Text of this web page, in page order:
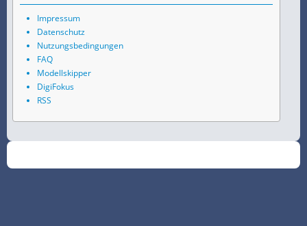
Impressum
Datenschutz
Nutzungsbedingungen
FAQ
Modellskipper
DigiFokus
RSS